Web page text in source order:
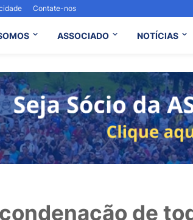
Contate-nos
ASSOCIADO NOTÍCIAS
de